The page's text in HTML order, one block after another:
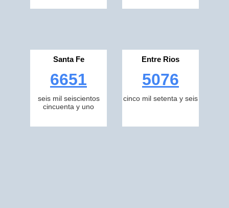
Santa Fe
6651
seis mil seiscientos
cincuenta y uno
Entre Rios
5076
cinco mil setenta y seis